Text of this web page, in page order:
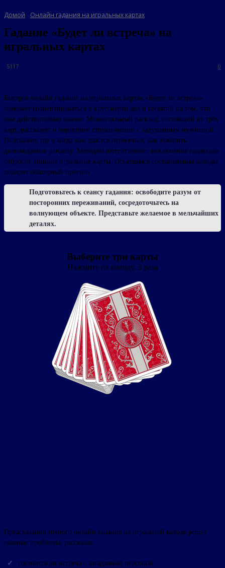
Домой Онлайн гадания на игральных картах
Гадание «Будет ли встреча» на
игральных картах
0
5117
Быстрое онлайн гадание на игральных картах «Будет ли встреча»
поможет сориентироваться в круговерти дел и событий на том, что
вам действительно важно. Моментальный расклад, состоящий из трёх
карт, расскажет о вероятном столкновении с задуманным мужчиной.
Подскажет, где и когда вам удастся пересечься, как ускорить
долгожданное рандеву. Методом интуитивного исключения гадающая
отбросит лишние игральные карты. Оставшаяся составляющая колоды
подарит обширный прогноз.
Подготовьтесь к сеансу гадания: освободите разум от
посторонних переживаний, сосредоточьтесь на
волнующем объекте. Представьте желаемое в мельчайших
деталях.
Выберите три карты
Нажмите на колоду, 3 раза
Предсказания точного онлайн гадания на игральной колоде решат
главные проблемы, рассказав:
состоится ли встреча с загаданной персоной;